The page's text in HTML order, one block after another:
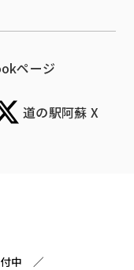
ページ
道の駅阿蘇 X
中